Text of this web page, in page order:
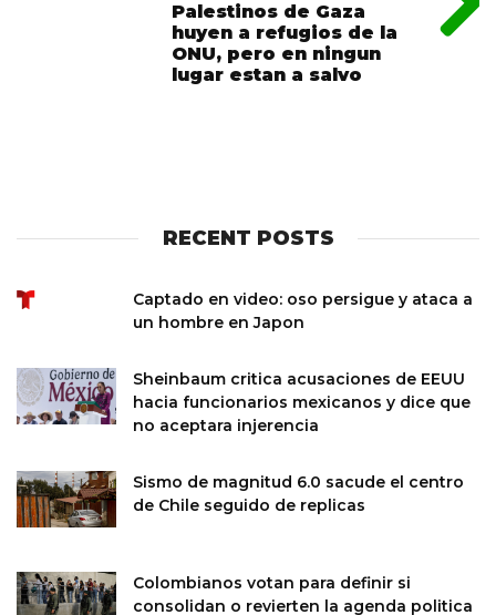
Palestinos de Gaza
huyen a refugios de la
ONU, pero en ningun
lugar estan a salvo
RECENT POSTS
Captado en video: oso persigue y ataca a
un hombre en Japon
Sheinbaum critica acusaciones de EEUU
hacia funcionarios mexicanos y dice que
no aceptara injerencia
Sismo de magnitud 6.0 sacude el centro
de Chile seguido de replicas
Colombianos votan para definir si
consolidan o revierten la agenda politica